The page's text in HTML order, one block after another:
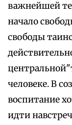
важнейшей
начало
свободы
человеке. В
воспитание
идти